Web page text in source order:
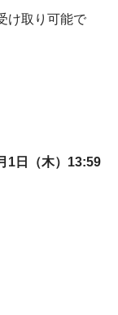
け取り可能で
1日（木）13:59